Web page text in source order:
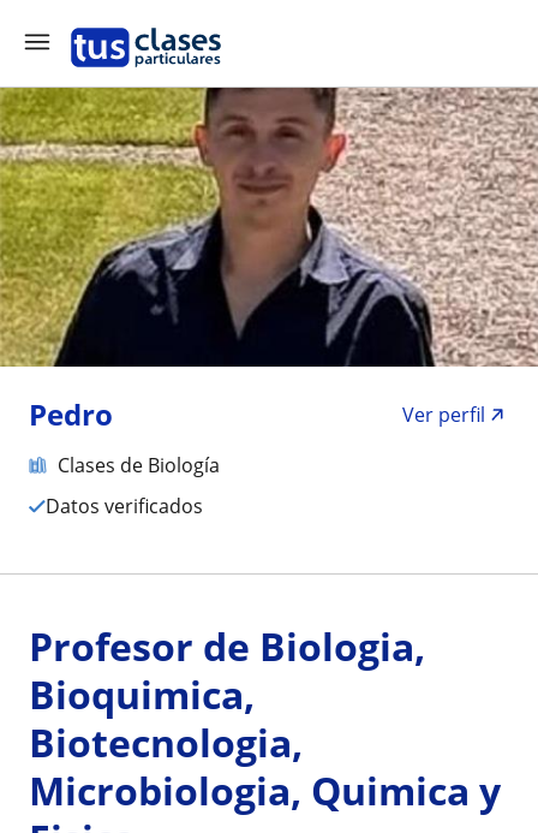
Pedro
Ver perfil
Clases de Biología
Datos verificados
Profesor de Biologia,
Bioquimica,
Biotecnologia,
Microbiologia, Quimica y